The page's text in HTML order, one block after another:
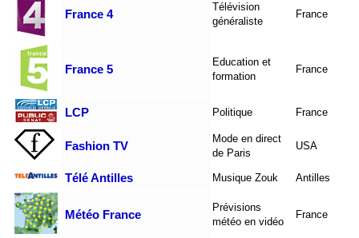
France 4
Télévision
généraliste
France
France 5
Education et
formation
France
LCP Politique France
Fashion TV
Mode en direct
de Paris
USA
Télé Antilles Musique Zouk Antilles
Météo France
Prévisions
météo en vidéo
France